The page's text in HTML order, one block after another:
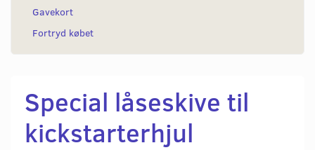
Gavekort
Fortryd købet
Special låseskive til
kickstarterhjul